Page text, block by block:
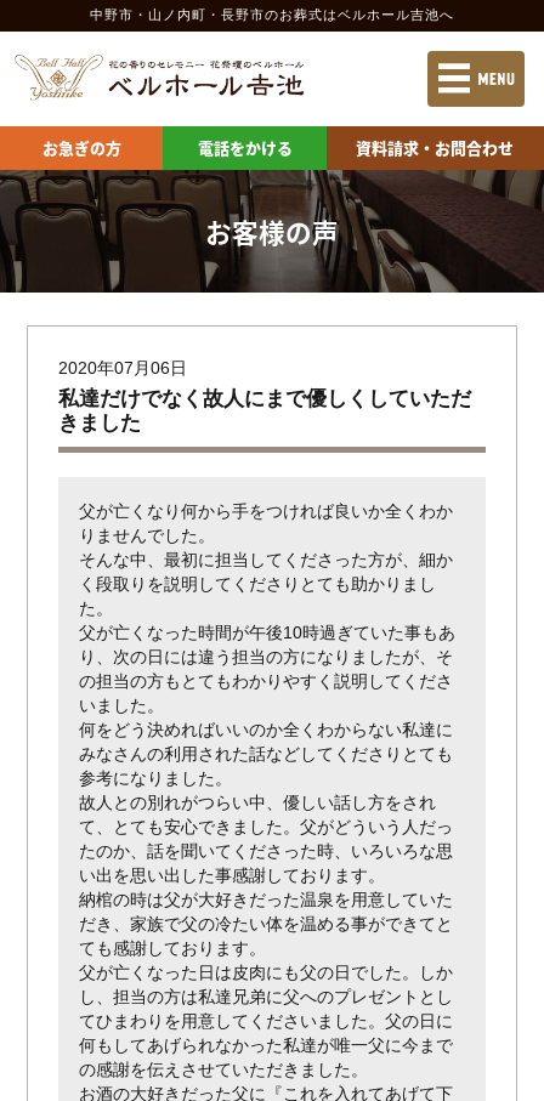
中野市・山ノ内町・長野市のお葬式はベルホール吉池へ
お急ぎの方 電話をかける 資料請求・お問合わせ
お客様の声
2020年07月06日
私達だけでなく故人にまで優しくしていただ
きました
父が亡くなり何から手をつければ良いか全くわか
りませんでした。
そんな中、最初に担当してくださった方が、細か
く段取りを説明してくださりとても助かりまし
た。
父が亡くなった時間が午後10時過ぎていた事もあ
り、次の日には違う担当の方になりましたが、そ
の担当の方もとてもわかりやすく説明してくださ
いました。
何をどう決めればいいのか全くわからない私達に
みなさんの利用された話などしてくださりとても
参考になりました。
故人との別れがつらい中、優しい話し方をされ
て、とても安心できました。父がどういう人だっ
たのか、話を聞いてくださった時、いろいろな思
い出を思い出した事感謝しております。
納棺の時は父が大好きだった温泉を用意していた
だき、家族で父の冷たい体を温める事ができてと
ても感謝しております。
父が亡くなった日は皮肉にも父の日でした。しか
し、担当の方は私達兄弟に父へのプレゼントとし
てひまわりを用意してくださいました。父の日に
何もしてあげられなかった私達が唯一父に今まで
の感謝を伝えさせていただきました。
お酒の大好きだった父に『これを入れてあげて下
お急ぎの方 電話をかける 資料請求
当社の特長 施設案内 中野市
葬儀の流れ 施設案内 長野市
葬儀の費用 供物の申込
会社案内
ベルホール吉池 中野会館
ベルホール吉池 山ノ内会館
ベルハウス アスビーリビング
ベルハウスレストラン トゥーパパロミオ
ベルハウス稲田 アスビービアンカ